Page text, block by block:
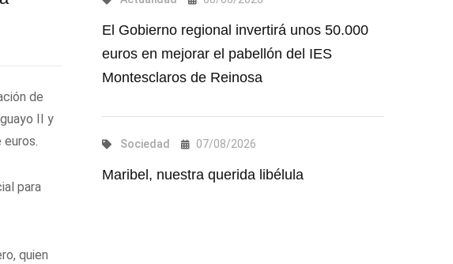
de
II y
euros.
para
quien
El Gobierno regional invertirá unos 50.000
euros en mejorar el pabellón del IES
Montesclaros de Reinosa
Sociedad 07/08/2026
Maribel, nuestra querida libélula